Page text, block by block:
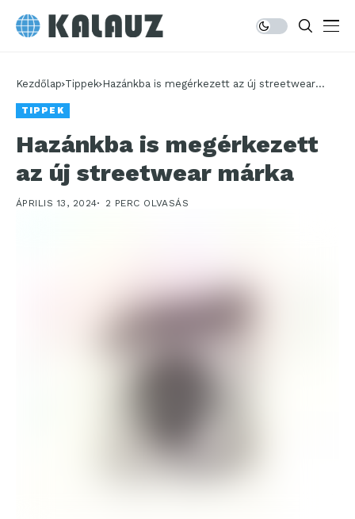
Kezdőlap Tippek Hazánkba is megérkezett az új streetwear
TIPPEK
Hazánkba is megérkezett
az új streetwear márka
ÁPRILIS 13, 2024 2 PERC OLVASÁS